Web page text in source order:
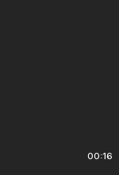
00:16